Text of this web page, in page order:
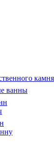
камня
ванны